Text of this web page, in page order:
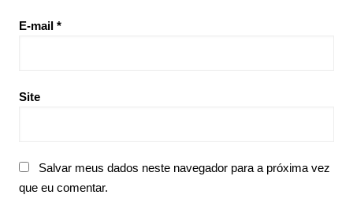
E-mail *
Site
Salvar meus dados neste navegador para a próxima vez
que eu comentar.